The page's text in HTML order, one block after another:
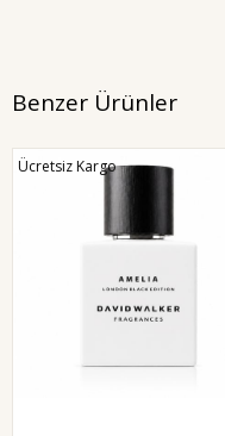
Benzer Ürünler
Ücretsiz Kargo